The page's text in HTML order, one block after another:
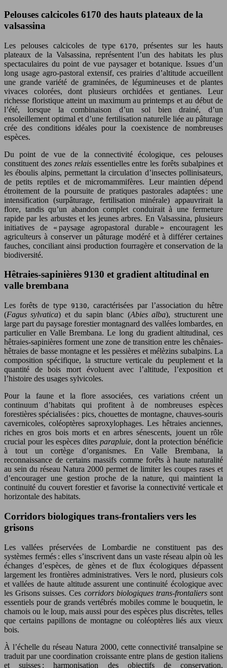
Pelouses calcicoles 6170 des hauts plateaux de la
valsassina
Les pelouses calcicoles de type6170, présentes sur les hauts
plateaux de la Valsassina, représentent l’un des habitats les plus
spectaculaires du point de vue paysager et botanique. Issues d’un
long usage agro-pastoral extensif, ces prairies d’altitude accueillent
une grande variété de graminées, de légumineuses et de plantes
vivaces colorées, dont plusieurs orchidées et gentianes. Leur
richesse floristique atteint un maximum au printemps et au début de
l’été, lorsque la combinaison d’un sol bien drainé, d’un
ensoleillement optimal et d’une fertilisation naturelle liée au pâturage
crée des conditions idéales pour la coexistence de nombreuses
espèces.
Du point de vue de la connectivité écologique, ces pelouses
constituent des zones relaisessentielles entre les forêts subalpines et
les éboulis alpins, permettant la circulation d’insectes pollinisateurs,
de petits reptiles et de micromammifères. Leur maintien dépend
étroitement de la poursuite de pratiques pastorales adaptées : une
intensification (surpâturage, fertilisation minérale) appauvrirait la
flore, tandis qu’un abandon complet conduirait à une fermeture
rapide par les arbustes et les jeunes arbres. En Valsassina, plusieurs
initiatives de « paysage agropastoral durable » encouragent les
agriculteurs à conserver un pâturage modéré et à différer certaines
fauches, conciliant ainsi production fourragère et conservation de la
biodiversité.
Hêtraies-sapinières 9130 et gradient altitudinal en
valle brembana
Les forêts de type 9130, caractérisées par l’association du hêtre
(Fagus sylvatica) et du sapin blanc (Abies alba), structurent une
large part du paysage forestier montagnard des vallées lombardes, en
particulier en Valle Brembana. Le long du gradient altitudinal, ces
hêtraies-sapinières forment une zone de transition entre les chênaies-
hêtraies de basse montagne et les pessières et mélèzins subalpins. La
composition spécifique, la structure verticale du peuplement et la
quantité de bois mort évoluent avec l’altitude, l’exposition et
l’histoire des usages sylvicoles.
Pour la faune et la flore associées, ces variations créent un
continuum d’habitats qui profitent à de nombreuses espèces
forestières spécialisées : pics, chouettes de montagne, chauves-souris
cavernicoles, coléoptères saproxylophages. Les hêtraies anciennes,
riches en gros bois morts et en arbres sénescents, jouent un rôle
crucial pour les espèces dites parapluie, dont la protection bénéficie
à tout un cortège d’organismes. En Valle Brembana, la
reconnaissance de certains massifs comme forêts à haute naturalité
au sein du réseau Natura 2000 permet de limiter les coupes rases et
d’encourager une gestion proche de la nature, qui maintient la
continuité du couvert forestier et favorise la connectivité verticale et
horizontale des habitats.
Corridors biologiques trans-frontaliers vers les
grisons
Les vallées préservées de Lombardie ne constituent pas des
systèmes fermés : elles s’inscrivent dans un vaste réseau alpin où les
échanges d’espèces, de gènes et de flux écologiques dépassent
largement les frontières administratives. Vers le nord, plusieurs cols
et vallées de haute altitude assurent une continuité écologique avec
les Grisons suisses. Ces corridors biologiques trans-frontalierssont
essentiels pour de grands vertébrés mobiles comme le bouquetin, le
chamois ou le loup, mais aussi pour des espèces plus discrètes, telles
que certains papillons de montagne ou coléoptères liés aux vieux
bois.
À l’échelle du réseau Natura 2000, cette connectivité transalpine se
traduit par une coordination croissante entre plans de gestion italiens
et suisses : harmonisation des objectifs de conservation,